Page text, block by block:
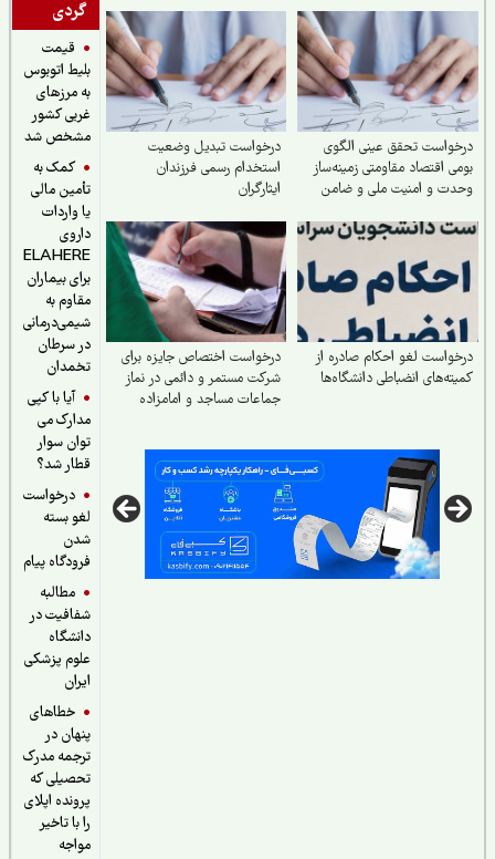
گردی
قیمت
بلیط اتوبوس
به مرزهای
غربی کشور
مشخص شد
کمک به
تأمین مالی
یا واردات
داروی
ELAHERE
برای بیماران
مقاوم به
شیمی‌درمانی
در سرطان
تخمدان
آیا با کپی
مدارک می
توان سوار
قطار شد؟
درخواست
لغو بسته
فرودگاه پیام
مطالبه
شفافیت در
دانشگاه
علوم پزشکی
خطاهای
پنهان در
ترجمه مدرک
تحصیلی که
پرونده اپلای
را با تاخیر
تحقق عینی الگوی
اقتصاد مقاومتی زمینه‌ساز
و امنیت ملی و ضامن
درخواست تبدیل وضعیت
استخدام رسمی فرزندان
ایثارگران
لغو احکام صادره از
انضباطی دانشگاه‌ها
درخواست اختصاص جایزه برای
شرکت مستمر و دائمی در نماز
جماعات مساجد و امامزاده